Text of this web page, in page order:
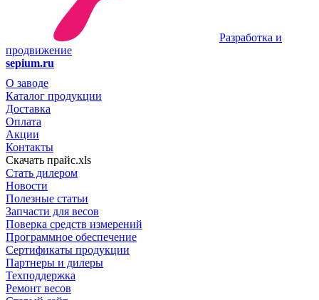
Разработка и
продвижение
sepium.ru
О заводе
Каталог продукции
Доставка
Оплата
Акции
Контакты
Скачать прайс.xls
Стать дилером
Новости
Полезные статьи
Запчасти для весов
Поверка средств измерений
Программное обеспечение
Сертификаты продукции
Партнеры и дилеры
Техподдержка
Ремонт весов